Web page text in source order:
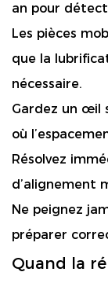
an pour
Les pièces
que la
nécessaire.
Gardez un œil
où
Résolvez
d’alignement
Ne peignez
préparer
Quand la